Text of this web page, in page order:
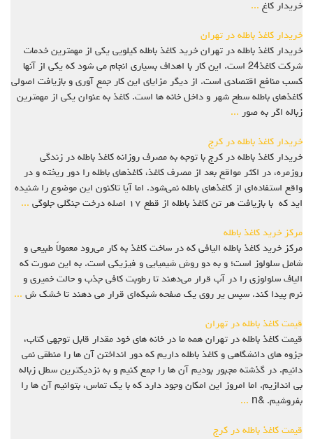
خریدار کاغ ...
خریدار کاغذ باطله در تهران
خریدار کاغذ باطله در تهران خرید کاغذ باطله کیلویی یکی از مهمترین خدمات
شرکت کاغذ24 است. این کار با اهداف بسیاری انجام می شود که یکی از آنها
کسب منافع اقتصادی است. از دیگر مزایای این کار جمع آوری و بازیافت اصولی
کاغذهای باطله سطح شهر و داخل خانه ها است. کاغذ به عنوان یکی از مهمترین
زباله اگر به صور ...
خریدار کاغذ باطله در کرج
خریدار کاغذ باطله در کرج با توجه به مصرف روزانه کاغذ باطله در زندگی
روزمره، در اکثر مواقع بعد از مصرف کاغذ، کاغذهای باطله را دور ریخته و در
واقع استفاده‌ای از کاغذهای باطله نمی‌شود. اما آیا تاکنون این موضوع را شنیده
اید که با بازیافت هر تن کاغذ باطله از قطع ۱۷ اصله درخت جنگلی جلوگی
...
مرکز خرید کاغذ باطله
مرکز خرید کاغذ باطله الیافی که در ساخت کاغذ به‌ کار می‌رود معمولاً طبیعی و
شامل سلولوز است؛ و به دو روش شیمیایی و فیزیکی است. به این صورت که
الیاف سلولوزی را در آب قرار می‌دهند تا رطوبت کافی جذب و حالت خمیری و
نرم پیدا کند. سپس یر روی یک صفحه شبکه‌ای قرار می ‌دهند تا خشک ش ...
قیمت کاغذ باطله در تهران
قیمت کاغذ باطله در تهران همه ما در خانه های خود مقدار قابل توجهی کتاب،
جزوه های دانشگاهی و کاغذ باطله داریم که دور انداختن آن ها را منطقی نمی
دانیم. در گذشته مجبور بودیم آن ها را جمع کنیم و به نزدیکترین سطل زباله
بی اندازیم. اما امروز این امکان وجود دارد که با یک تماس، بتوانیم آن ها را
بفروشیم. &n
...
قیمت کاغذ باطله در کرج